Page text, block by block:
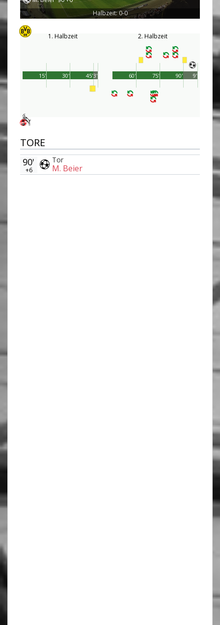
Halbzeit: 0-0
1. Halbzeit
45'
15' 30' 3'
2. Halbzeit
90'
60' 75' 9'
TORE
Tor
M. Beier
90'
+6